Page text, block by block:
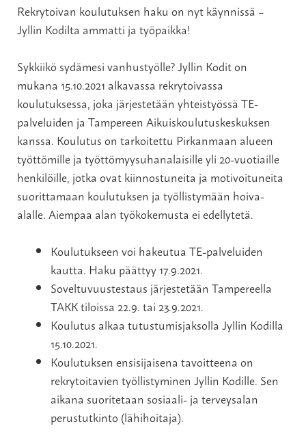
Rekrytoivan koulutuksen haku on nyt käynnissä –
Jyllin Kodilta ammatti ja työpaikka!
Sykkiikö sydämesi vanhustyölle? Jyllin Kodit on
mukana 15.10.2021 alkavassa rekrytoivassa
koulutuksessa, joka järjestetään yhteistyössä TE-
palveluiden ja Tampereen Aikuiskoulutuskeskuksen
kanssa. Koulutus on tarkoitettu Pirkanmaan alueen
työttömille ja työttömyysuhanalaisille yli 20-vuotiaille
henkilöille, jotka ovat kiinnostuneita ja motivoituneita
suorittamaan koulutuksen ja työllistymään hoiva-
alalle. Aiempaa alan työkokemusta ei edellytetä.
Koulutukseen voi hakeutua TE-palveluiden
kautta. Haku päättyy 17.9.2021.
Soveltuvuustestaus järjestetään Tampereella
TAKK tiloissa 22.9. tai 23.9.2021.
Koulutus alkaa tutustumisjaksolla Jyllin Kodilla
15.10.2021.
Koulutuksen ensisijaisena tavoitteena on
rekrytoitavien työllistyminen Jyllin Kodille. Sen
aikana suoritetaan sosiaali- ja terveysalan
perustutkinto (lähihoitaja).